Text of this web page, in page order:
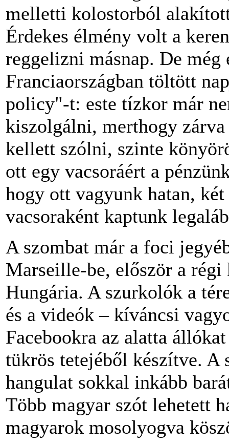
melletti kolostorból
Érdekes élmény volt a
reggelizni másnap. De még
Franciaországban töltött
policy"-t: este tízkor már
kiszolgálni, merthogy
kellett szólni, szinte
ott egy vacsoráért a
hogy ott vagyunk hatan,
vacsoraként kaptunk
A szombat már a foci
Marseille-be, először a
Hungária. A szurkolók a
és a videók – kíváncsi
Facebookra az alatta
tükrös tetejéből készítve. A
hangulat sokkal inkább
Több magyar szót lehetett
magyarok mosolyogva